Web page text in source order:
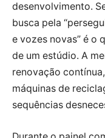
desenvolvimento.
busca pela
e vozes novas” é o
de um estúdio. A
renovação
máquinas de
sequências